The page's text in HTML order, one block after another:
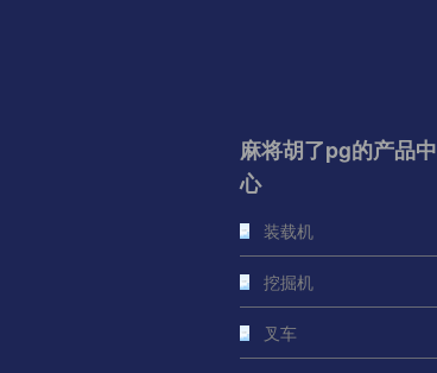
麻将胡了pg的产品中
心
装载机
挖掘机
叉车